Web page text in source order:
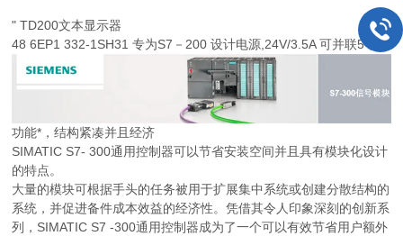
" TD200文本显示器
48 6EP1 332-1SH31 专为S7－200 设计电源,24V/3.5A 可并联5个
功能*，结构紧凑并且经济
SIMATIC S7- 300通用控制器可以节省安装空间并且具有模块化设计
的特点。
大量的模块可根据手头的任务被用于扩展集中系统或创建分散结构的
系统，并促进备件成本效益的经济性。凭借其令人印象深刻的创新系
列，SIMATIC S7 -300通用控制器成为了一个可以有效节省用户额外